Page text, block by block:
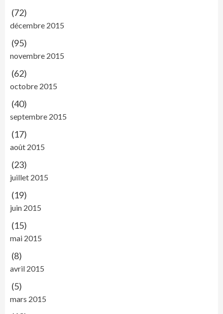
(72)
décembre 2015
(95)
novembre 2015
(62)
octobre 2015
(40)
septembre 2015
(17)
août 2015
(23)
juillet 2015
(19)
juin 2015
(15)
mai 2015
(8)
avril 2015
(5)
mars 2015